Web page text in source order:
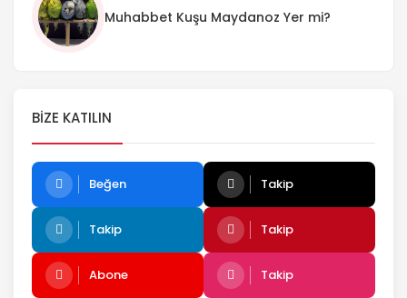
Muhabbet Kuşu Maydanoz Yer mi?
BIZE KATILIN
Beğen Takip
Takip Takip
Abone Takip